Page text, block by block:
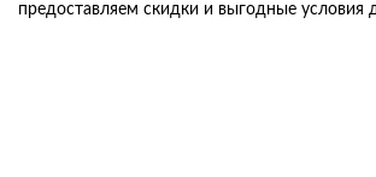
предоставляем скидки и выгодные условия